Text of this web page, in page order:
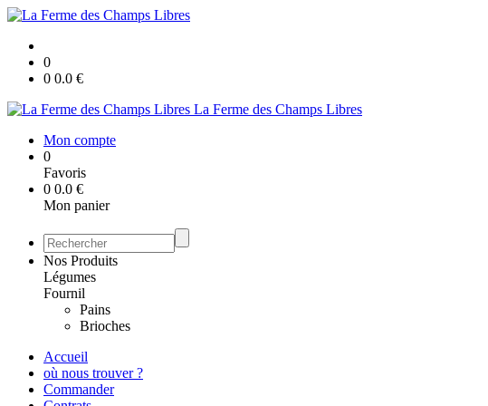
0
0 0.0 €
La Ferme des Champs Libres
Mon compte
0
Favoris
0 0.0 €
Mon panier
Nos Produits
Légumes
Fournil
Pains
Brioches
Accueil
où nous trouver ?
Commander